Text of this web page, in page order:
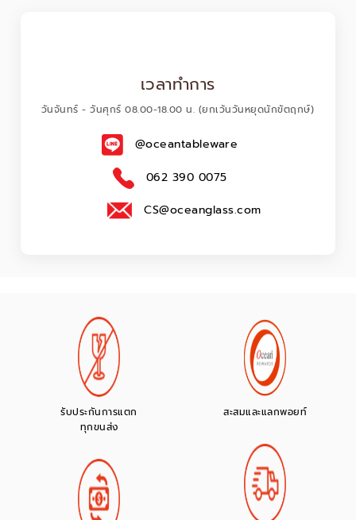
เวลาทำการ
วันจันทร์ - วันศุกร์ 08.00-18.00 น. (ยกเว้นวันหยุดนักขัตฤกษ์)
@oceantableware
062 390 0075
CS@oceanglass.com
รับประกันการแตก
ทุกขนส่ง
สะสมและแลกพอยท์